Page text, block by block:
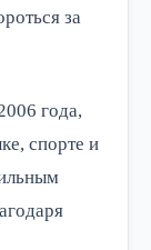
за
года,
спорте и